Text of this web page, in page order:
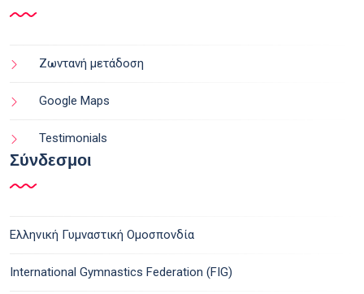
Ζωντανή μετάδοση
Google Maps
Testimonials
Σύνδεσμοι
Ελληνική Γυμναστική Ομοσπονδία
International Gymnastics Federation (FIG)